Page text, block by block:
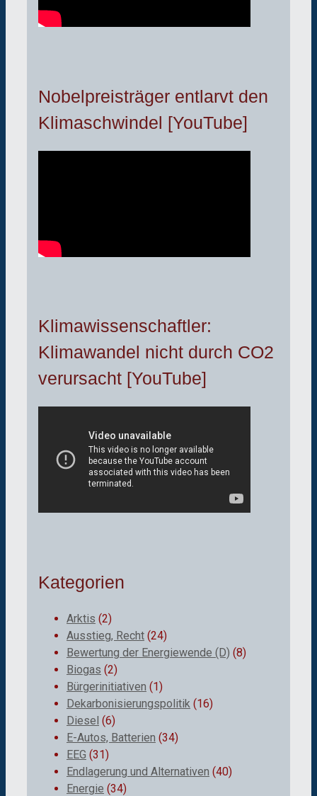
Nobelpreisträger entlarvt den
Klimaschwindel [YouTube]
Klimawissenschaftler:
Klimawandel nicht durch CO2
verursacht [YouTube]
Kategorien
Arktis (2)
Ausstieg, Recht (24)
Bewertung der Energiewende (D) (8)
Biogas (2)
Bürgerinitiativen (1)
Dekarbonisierungspolitik (16)
Diesel (6)
E-Autos, Batterien (34)
EEG (31)
Endlagerung und Alternativen (40)
Energie (34)